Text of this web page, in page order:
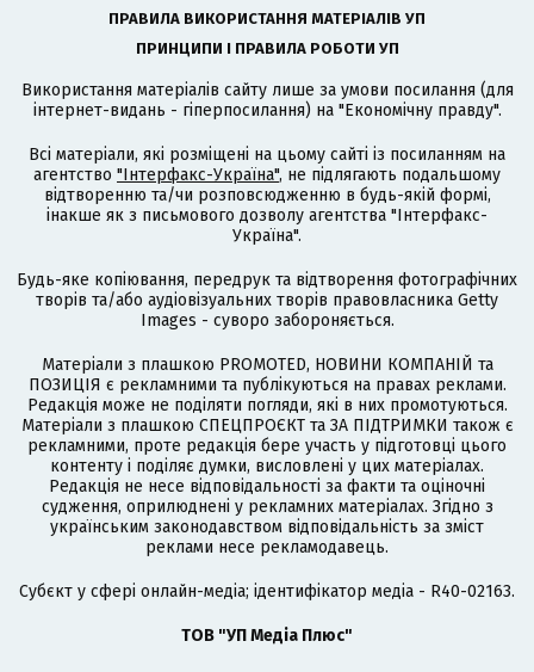
ПРАВИЛА ВИКОРИСТАННЯ МАТЕРІАЛІВ УП
ПРИНЦИПИ І ПРАВИЛА РОБОТИ УП
Використання матеріалів сайту лише за умови посилання (для
інтернет-видань - гіперпосилання) на "Економічну правду".
Всі матеріали, які розміщені на цьому сайті із посиланням на
агентство "Інтерфакс-Україна", не підлягають подальшому
відтворенню та/чи розповсюдженню в будь-якій формі,
інакше як з письмового дозволу агентства "Інтерфакс-
Україна".
Будь-яке копіювання, передрук та відтворення фотографічних
творів та/або аудіовізуальних творів правовласника Getty
Images - суворо забороняється.
Матеріали з плашкою PROMOTED, НОВИНИ КОМПАНІЙ та
ПОЗИЦІЯ є рекламними та публікуються на правах реклами.
Редакція може не поділяти погляди, які в них промотуються.
Матеріали з плашкою СПЕЦПРОЄКТ та ЗА ПІДТРИМКИ також є
рекламними, проте редакція бере участь у підготовці цього
контенту і поділяє думки, висловлені у цих матеріалах.
Редакція не несе відповідальності за факти та оціночні
судження, оприлюднені у рекламних матеріалах. Згідно з
українським законодавством відповідальність за зміст
реклами несе рекламодавець.
Cубєкт у сфері онлайн-медіа; ідентифікатор медіа - R40-02163.
ТОВ "УП Медіа Плюс"